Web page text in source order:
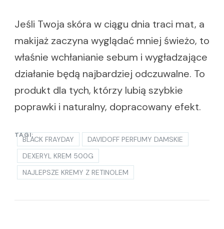
Jeśli Twoja skóra w ciągu dnia traci mat, a
makijaż zaczyna wyglądać mniej świeżo, to
właśnie wchłanianie sebum i wygładzające
działanie będą najbardziej odczuwalne. To
produkt dla tych, którzy lubią szybkie
poprawki i naturalny, dopracowany efekt.
TAGI:
BLACK FRAYDAY
DAVIDOFF PERFUMY DAMSKIE
DEXERYL KREM 500G
NAJLEPSZE KREMY Z RETINOLEM